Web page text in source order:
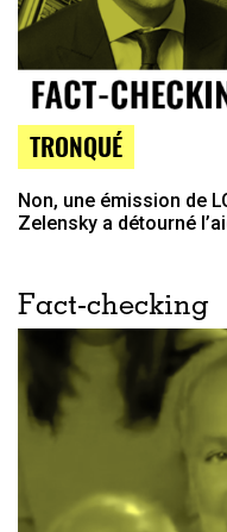
TRONQUÉ
Non, une émission de
Zelensky a détourné
Fact-checking